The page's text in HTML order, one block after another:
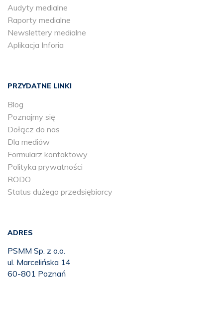
Audyty medialne
Raporty medialne
Newslettery medialne
Aplikacja Inforia
PRZYDATNE LINKI
Blog
Poznajmy się
Dołącz do nas
Dla mediów
Formularz kontaktowy
Polityka prywatności
RODO
Status dużego przedsiębiorcy
ADRES
PSMM Sp. z o.o.
ul. Marcelińska 14
60-801 Poznań